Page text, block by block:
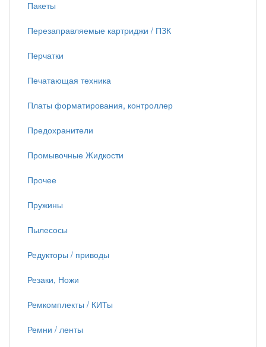
Пакеты
Перезаправляемые картриджи / ПЗК
Перчатки
Печатающая техника
Платы форматирования, контроллер
Предохранители
Промывочные Жидкости
Прочее
Пружины
Пылесосы
Редукторы / приводы
Резаки, Ножи
Ремкомплекты / КИТы
Ремни / ленты